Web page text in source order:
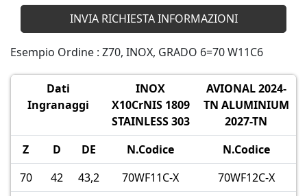
Esempio Ordine : Z70, INOX, GRADO 6=70 W11C6
Dati
Ingranaggi
INOX
X10CrNIS 1809
STAINLESS 303
AVIONAL 2024-
TN ALUMINIUM
2027-TN
Z
D DE N.Codice
N.Codice
70
42 43,2 70WF11C-X
70WF12C-X